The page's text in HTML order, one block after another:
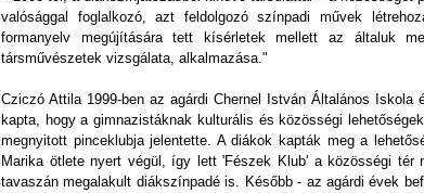
valósággal foglalkozó, azt feldolgozó színpadi művek
formanyelv megújítására tett kísérletek mellett az általuk
társművészetek vizsgálata, alkalmazása."
Cziczó Attila 1999-ben az agárdi Chernel István Általános
kapta, hogy a gimnazistáknak kulturális és közösségi
megnyitott pinceklubja jelentette. A diákok kapták meg a
Marika ötlete nyert végül, így lett 'Fészek Klub' a közösségi
tavaszán megalakult diákszínpadé is. Később - az agárdi évek